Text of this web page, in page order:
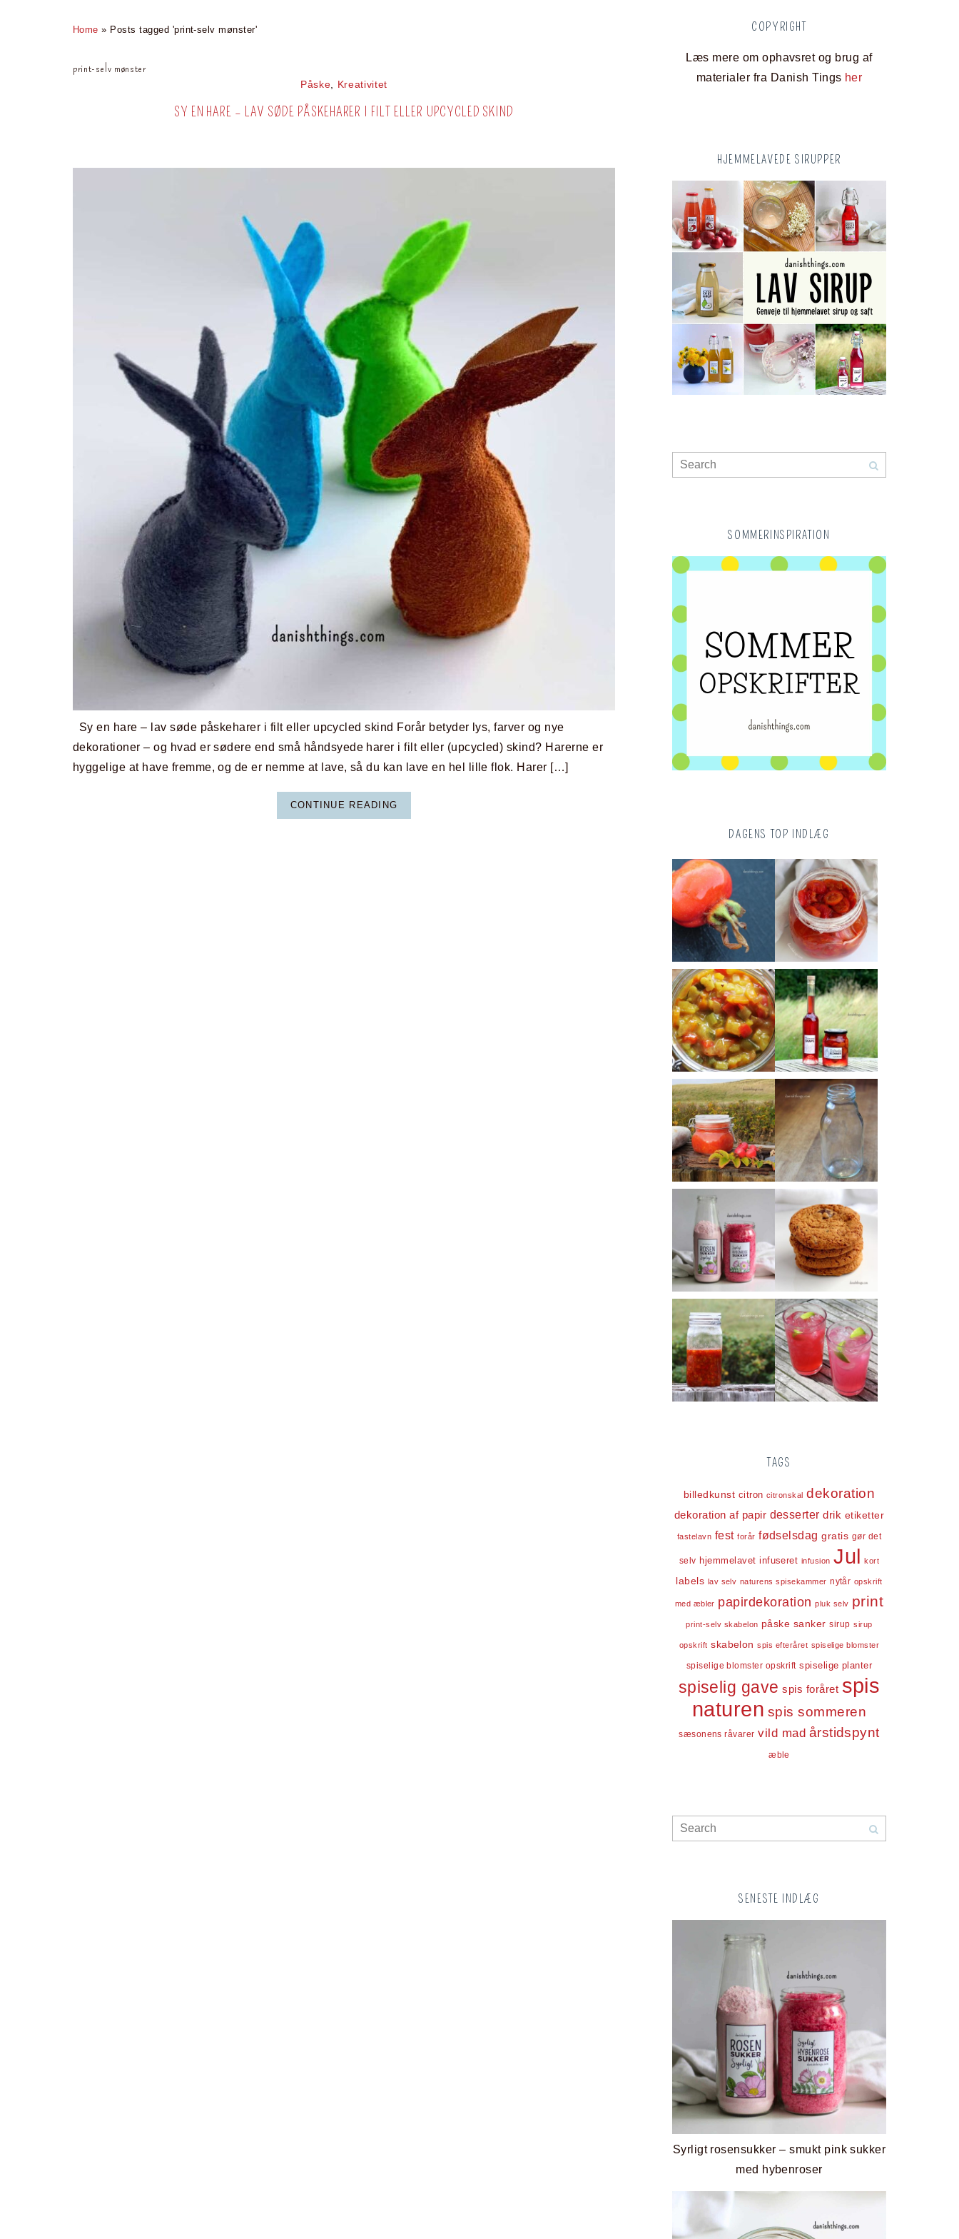
Home » Posts tagged 'print-selv mønster'
print-selv mønster
Påske, Kreativitet
SY EN HARE – LAV SØDE PÅSKEHARER I FILT ELLER UPCYCLED SKIND
Sy en hare – lav søde påskeharer i filt eller upcycled skind Forår betyder lys, farver og nye
dekorationer – og hvad er sødere end små håndsyede harer i filt eller (upcycled) skind? Harerne er
hyggelige at have fremme, og de er nemme at lave, så du kan lave en hel lille flok. Harer […]
CONTINUE READING
COPYRIGHT
Læs mere om ophavsret og brug af
materialer fra Danish Tings her
HJEMMELAVEDE SIRUPPER
SOMMERINSPIRATION
DAGENS TOP INDLÆG
TAGS
billedkunst citron citronskal dekoration
dekoration af papir desserter drik etiketter
fastelavn fest forår fødselsdag gratis gør det
selv hjemmelavet infuseret infusion Jul kort
labels lav selv naturens spisekammer nytår opskrift
med æbler papirdekoration pluk selv print
print-selv skabelon påske sanker sirup sirup
opskrift skabelon spis efteråret spiselige blomster
spiselige blomster opskrift spiselige planter
spiselig gave spis foråret spis
naturen spis sommeren
sæsonens råvarer vild mad årstidspynt
æble
SENESTE INDLÆG
Syrligt rosensukker – smukt pink sukker
med hybenroser